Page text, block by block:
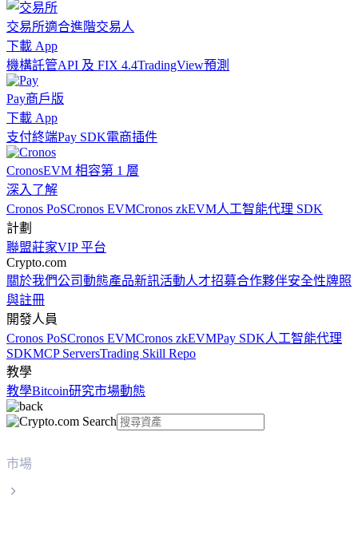
交易所適合進階交易人
下載 App
機構託管API 及 FIX 4.4TradingView預測
Pay商戶版
下載 App
支付終端Pay SDK電商插件
CronosEVM 相容第 1 層
深入了解
Cronos PoSCronos EVMCronos zkEVM人工智能代理 SDK
計劃
聯盟莊家VIP 平台
Crypto.com
關於我們公司動態產品新訊活動人才招募合作夥伴安全性牌照
與註冊
開發人員
Cronos PoSCronos EVMCronos zkEVMPay SDK人工智能代理
SDKMCP ServersTrading Skill Repo
教學
教學Bitcoin研究市場動態
市場